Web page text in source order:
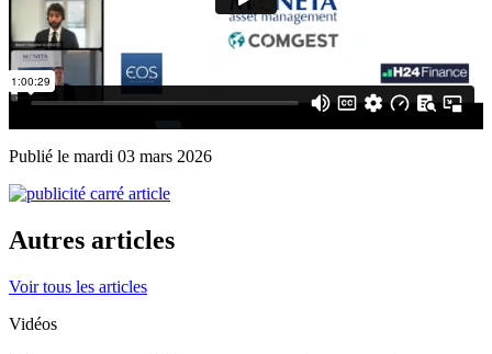
Publié le mardi 03 mars 2026
Autres articles
Voir tous les articles
Vidéos